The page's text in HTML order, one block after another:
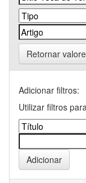
Retornar
Adicionar filtros:
Utilizar filtros